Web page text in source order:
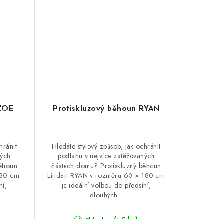
cm
Protiskluzový běhoun RYAN
Hledáte stylový způsob, jak ochránit
podlahu v nejvíce zatěžovaných
částech domu? Protiskluzný běhoun
Lindart RYAN v rozměru 60 × 180 cm
je ideální volbou do předsíní,
dlouhých...